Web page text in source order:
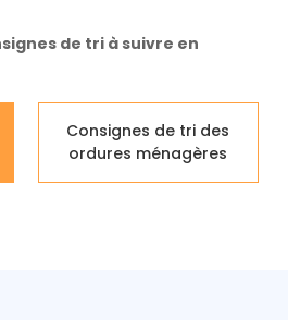
de tri à suivre en
Consignes de tri des
ordures ménagères